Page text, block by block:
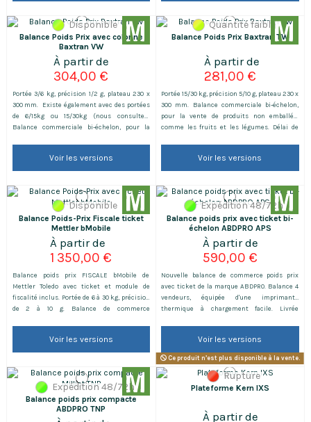
Balance Poids Prix avec colonne
Baxtran VW
Disponible
304,00 €
Portée 3/6 kg, précision 1/2 g, plateau 230 x
300 mm. Existe également avec des portées
de 6/15kg ou 15/30kg (nous consulter)
Balance commerciale bi-échelon, pour la
Voir les versions
Balance Poids Prix Baxtran TW
Quantité faible
281,00 €
Portée 15/30 kg, précision 5/10 g, plateau 230 x
300 mm. Balance commerciale bi-échelon,
pour la vente de produits non emballés,
comme les fruits et les légumes. Délai de
Voir les versions
Balance Poids-Prix Fiscale ticket
Mettler bMobile
Disponible
1 350,00 €
Balance poids prix FISCALE bMobile de
Mettler Toledo avec ticket et module de
fiscalité inclus. Portée de 6 à 30 kg, précision
de 2 à 10 g. Balance de commerce
familles programmables. Un best-seller pour
les marchés et les commerçants! Bénéficier
Voir les versions
Balance poids prix avec ticket bi-
échelon ABDPRO APS
Expédition 48/72h
590,00 €
Nouvelle balance de commerce poids prix
avec ticket de la marque ABDPRO. Balance 4
vendeurs, équipée d'une imprimante
thermique à chargement facile. Livrée
rapports : quotidien, articles, horaires,
vendeurs, paiements. Elle existe en 3
versions : Portée 3/6 kg,...
Voir les versions
Balance poids prix compacte
ABDPRO TNP
Expédition 48/72h
Ce produit n’est plus disponible à la vente.
Plateforme Kern IXS
Rupture